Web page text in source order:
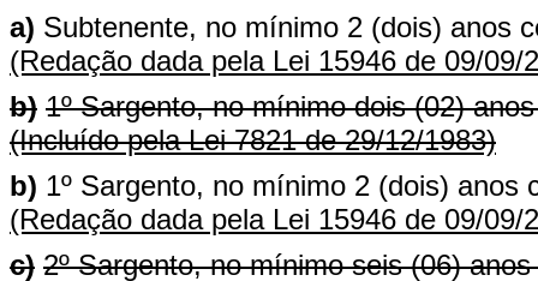
a) Subtenente, no mínimo 2 (dois) anos
(Redação dada pela Lei 15946 de 09/09/
b) 1º Sargento, no mínimo dois (02)
(Incluído pela Lei 7821 de 29/12/1983)
b) 1º Sargento, no mínimo 2 (dois) anos
(Redação dada pela Lei 15946 de 09/09/
c) 2º Sargento, no mínimo seis (06)